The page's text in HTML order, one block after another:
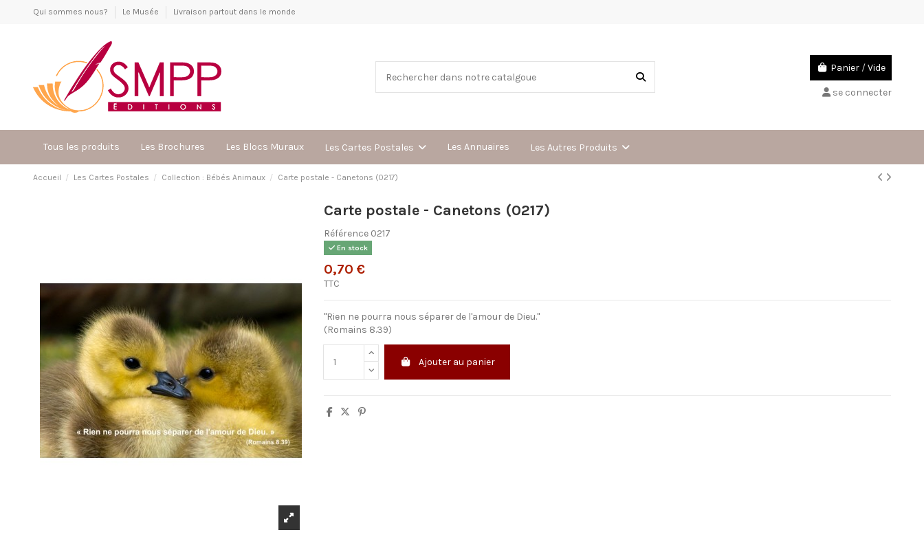
Qui sommes nous? Le Musée Livraison partout dans le monde
Panier /Vide
se connecter
Tous les produits Les Brochures Les Blocs Muraux Les Cartes Postales Les Annuaires Les Autres Produits
Accueil Les Cartes Postales Collection : Bébés Animaux Carte postale - Canetons (0217)
Carte postale - Canetons (0217)
Référence 0217
En stock
0,70 €
TTC
"Rien ne pourra nous séparer de l'amour de Dieu."
(Romains 8.39)
Ajouter au panier